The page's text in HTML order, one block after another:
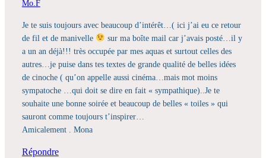
Mo.F
Je te suis toujours avec beaucoup d’intérêt…( ici j’ai eu ce retour
de fil et de manivelle
sur ma boîte mail car j’avais posté…il y
a un an déjà!!! très occupée par mes aquas et surtout celles des
autres…je puise dans tes textes de grande qualité de belles idées
de cinoche ( qu’on appelle aussi cinéma…mais mot moins
sympatoche …qui doit se dire en fait « sympathique)..Je te
souhaite une bonne soirée et beaucoup de belles « toiles » qui
sauront comme toujours t’inspirer…
Amicalement . Mona
Répondre